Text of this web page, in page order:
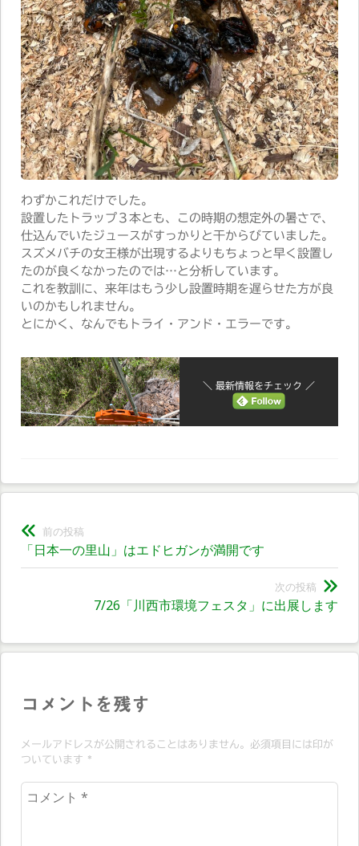
わずかこれだけでした。
設置したトラップ３本とも、この時期の想定外の暑さで、
仕込んでいたジュースがすっかりと干からびていました。
スズメバチの女王様が出現するよりもちょっと早く設置し
たのが良くなかったのでは…と分析しています。
これを教訓に、来年はもう少し設置時期を遅らせた方が良
いのかもしれません。
とにかく、なんでもトライ・アンド・エラーです。
＼ 最新情報をチェック ／
投
稿
ゲ
シ
ョ
ン
前の投稿
前
の
「日本一の里山」はエドヒガンが満開です
次の投稿
投
7/26「川西市環境フェスタ」に出展します
コメントを残す
メールアドレスが公開されることはありません。必須項目には印が
ついています *
コ